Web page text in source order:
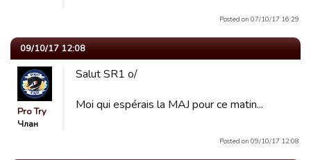
Posted on 07/10/17 16:29.
09/10/17 12:08
Pro Try
Члан
Salut SR1 o/
Moi qui espérais la MAJ pour ce matin...
Posted on 09/10/17 12:08.